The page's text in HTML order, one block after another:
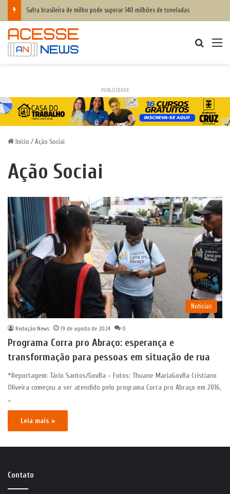
Safra brasileira de milho pode superar 140 milhões de toneladas
PUBLICIDADE
Início / Ação Sociai
Ação Sociai
Notícias
Redação News 19 de agosto de 2024 0
Programa Corra pro Abraço: esperança e
transformação para pessoas em situação de rua
*Reportagem: Tácio Santos/GovBa – Fotos: Thuane MariaGovBa Cristiano
Oliveira começou a ser atendido pelo programa Corra pro Abraço em 2016,
…
Leia mais »
Contato